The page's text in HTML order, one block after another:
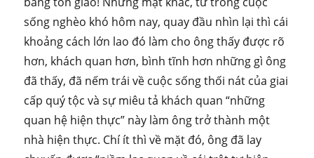
sống nghèo khó hôm nay, quay đầu nhìn lại thì cái
khoảng cách lớn lao đó làm cho ông thấy được rõ
hơn, khách quan hơn, bình tĩnh hơn những gì ông
đã thấy, đã nếm trái về cuộc sống thối nát của giai
cấp quý tộc và sự miêu tả khách quan “những
quan hệ hiện thực” này làm ông trở thành một
nhà hiện thực. Chí ít thì về mặt đó, ông đã lay